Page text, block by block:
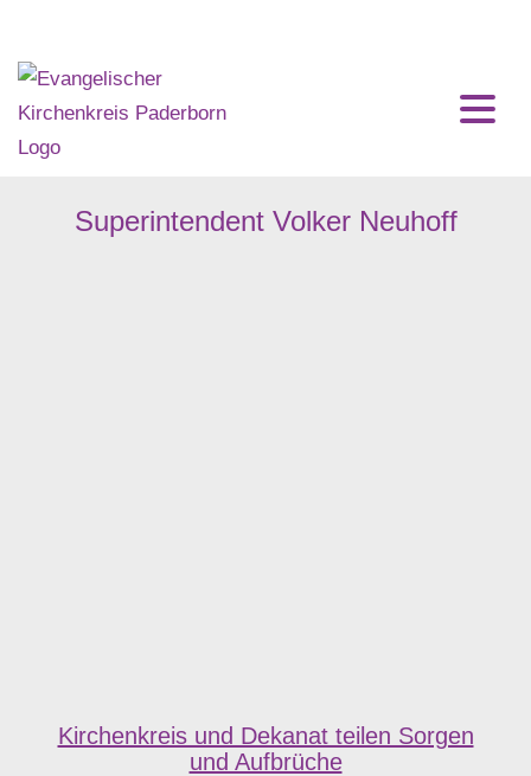
Superintendent Volker Neuhoff
Kirchenkreis und Dekanat teilen Sorgen
und Aufbrüche